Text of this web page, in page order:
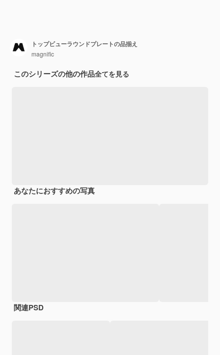
トップビューラウンドプレートの品揃え
magnific
このシリーズの他の作品全てを見る
あなたにおすすめの写真
関連PSD